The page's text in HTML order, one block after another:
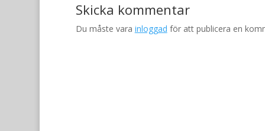
Skicka kommentar
Du måste vara inloggad för att publicera en